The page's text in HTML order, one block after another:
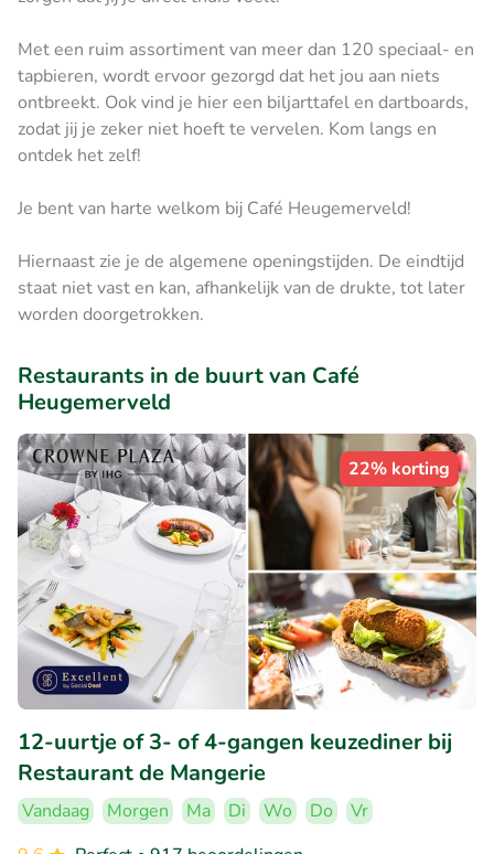
Met een ruim assortiment van meer dan 120 speciaal- en
tapbieren, wordt ervoor gezorgd dat het jou aan niets
ontbreekt. Ook vind je hier een biljarttafel en dartboards,
zodat jij je zeker niet hoeft te vervelen. Kom langs en
ontdek het zelf!
Je bent van harte welkom bij Café Heugemerveld!
Hiernaast zie je de algemene openingstijden. De eindtijd
staat niet vast en kan, afhankelijk van de drukte, tot later
worden doorgetrokken.
Restaurants in de buurt van Café
Heugemerveld
22% korting
12-uurtje of 3- of 4-gangen keuzediner bij
Restaurant de Mangerie
Vandaag Morgen Ma Di Wo Do
Vr